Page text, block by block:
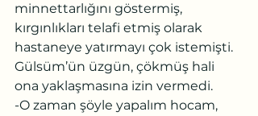
minnettarlığını göstermiş,
kırgınlıkları telafi etmiş olarak
hastaneye yatırmayı çok istemişti.
Gülsüm’ün üzgün, çökmüş hali
ona yaklaşmasına izin vermedi.
-O zaman şöyle yapalım hocam,